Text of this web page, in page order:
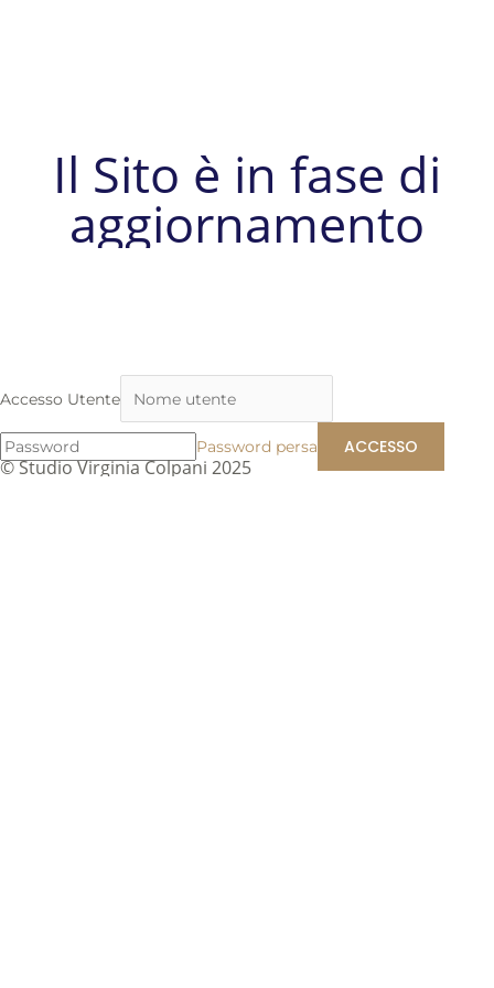
Il Sito è in fase di
aggiornamento
© Studio Virginia Colpani 2025
Accesso Utente
Password persa